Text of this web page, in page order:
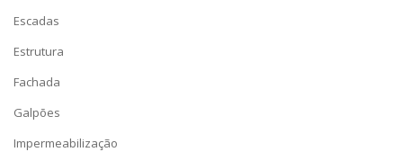
Escadas
Estrutura
Fachada
Galpões
Impermeabilização